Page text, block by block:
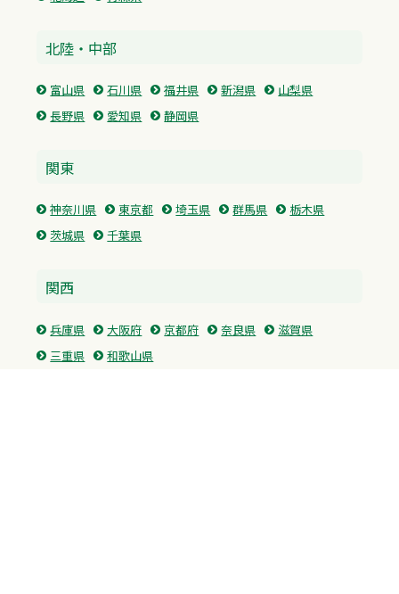
北陸・中部
富山県 石川県 福井県 新潟県
山梨県
長野県
愛知県 静岡県
関東
神奈川県 東京都 埼玉県 群馬県
栃木県
茨城県
千葉県
関西
兵庫県 大阪府 京都府 奈良県
滋賀県
三重県
和歌山県